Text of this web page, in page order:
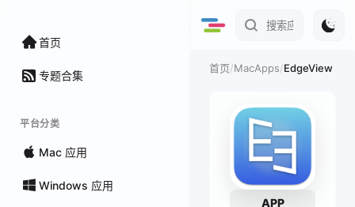
首页
专题合集
平台分类
Mac 应用
Windows 应用
首页/MacApps/EdgeView
APP